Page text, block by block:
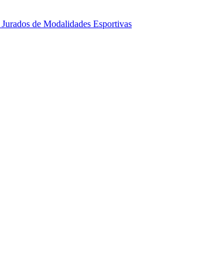
Jurados de Modalidades Esportivas